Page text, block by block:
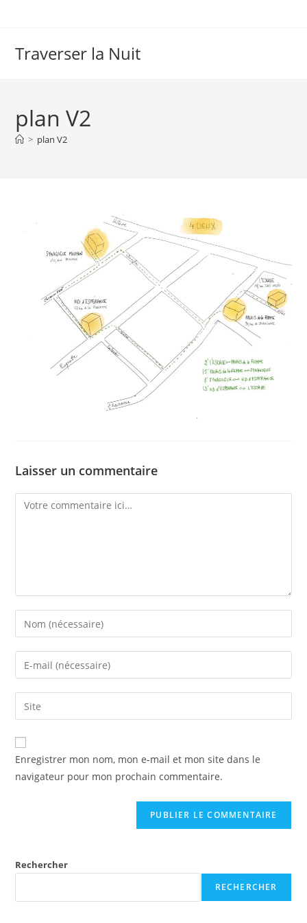
Traverser la Nuit
plan V2
> plan V2
Laisser un commentaire
Comment
Enter
your
name
comment
Enter
your
email
address
comment
Saisir
l’URL
de
votre
(facultatif)
Enregistrer mon nom, mon e-mail et mon site dans le
navigateur pour mon prochain commentaire.
Rechercher
RECHERCHER